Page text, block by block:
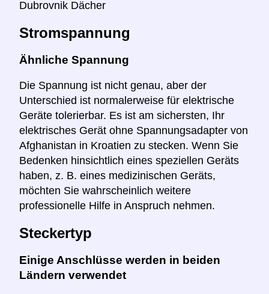
Dubrovnik Dächer
Stromspannung
Ähnliche Spannung
Die Spannung ist nicht genau, aber der
Unterschied ist normalerweise für elektrische
Geräte tolerierbar. Es ist am sichersten, Ihr
elektrisches Gerät ohne Spannungsadapter von
Afghanistan in Kroatien zu stecken. Wenn Sie
Bedenken hinsichtlich eines speziellen Geräts
haben, z. B. eines medizinischen Geräts,
möchten Sie wahrscheinlich weitere
professionelle Hilfe in Anspruch nehmen.
Steckertyp
Einige Anschlüsse werden in beiden
Ländern verwendet